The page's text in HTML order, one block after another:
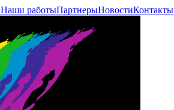
Наши работыПартнерыНовостиКонтакты